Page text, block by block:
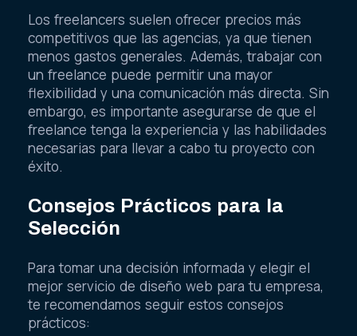
Los freelancers suelen ofrecer precios más
competitivos que las agencias, ya que tienen
menos gastos generales. Además, trabajar con
un freelance puede permitir una mayor
flexibilidad y una comunicación más directa. Sin
embargo, es importante asegurarse de que el
freelance tenga la experiencia y las habilidades
necesarias para llevar a cabo tu proyecto con
éxito.
Consejos Prácticos para la
Selección
Para tomar una decisión informada y elegir el
mejor servicio de diseño web para tu empresa,
te recomendamos seguir estos consejos
prácticos: